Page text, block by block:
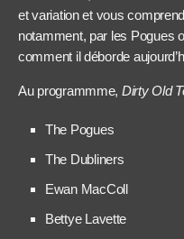
et variation et vous
notamment, par les Pogues
comment il déborde
Au programmme, Dirty Old
The Pogues
The Dubliners
Ewan MacColl
Bettye Lavette